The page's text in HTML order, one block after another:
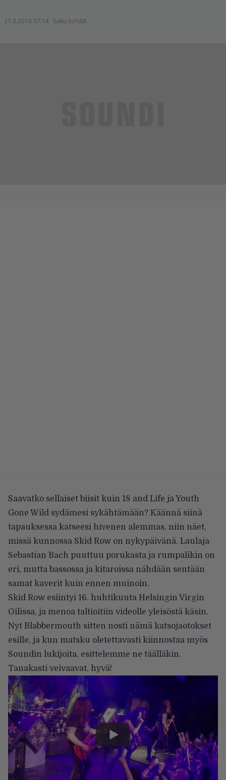
21.5.2018 07:14 Saku Schildt
Saavatko sellaiset biisit kuin 18 and Life ja Youth
Gone Wild sydämesi sykähtämään? Käännä siinä
tapauksessa katseesi hivenen alemmas, niin näet,
missä kunnossa Skid Row on nykypäivänä. Laulaja
Sebastian Bach puuttuu porukasta ja rumpalikin on
eri, mutta bassossa ja kitaroissa nähdään sentään
samat kaverit kuin ennen muinoin.
Skid Row esiintyi 16. huhtikuuta Helsingin Virgin
Oilissa, ja menoa taltioitiin videolle yleisöstä käsin.
Nyt Blabbermouth sitten nosti nämä katsojaotokset
esille, ja kun matsku oletettavasti kiinnostaa myös
Soundin lukijoita, esittelemme ne täälläkin.
Tanakasti veivaavat, hyvä!